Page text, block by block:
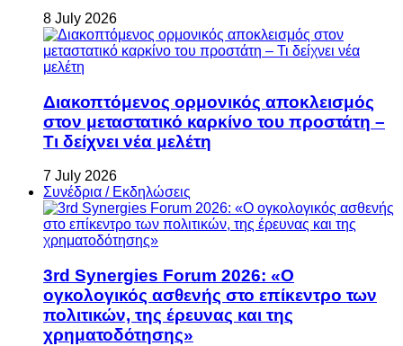
8 July 2026
Διακοπτόμενος ορμονικός αποκλεισμός
στον μεταστατικό καρκίνο του προστάτη –
Τι δείχνει νέα μελέτη
7 July 2026
Συνέδρια / Εκδηλώσεις
3rd Synergies Forum 2026: «Ο
ογκολογικός ασθενής στο επίκεντρο των
πολιτικών, της έρευνας και της
χρηματοδότησης»